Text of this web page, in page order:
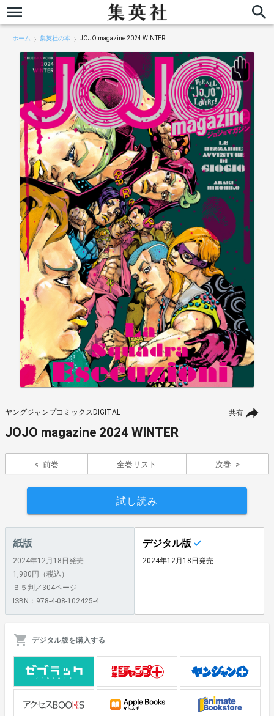
ホーム 集英社の本 JOJO magazine 2024 WINTER
共有
ヤングジャンプコミックスDIGITAL
JOJO magazine 2024 WINTER
前巻 全巻リスト 次巻
試し読み
紙版
2024年12月18日発売
1,980円（税込）
Ｂ５判／304ページ
ISBN：978-4-08-102425-4
デジタル版
2024年12月18日発売
デジタル版を購入する